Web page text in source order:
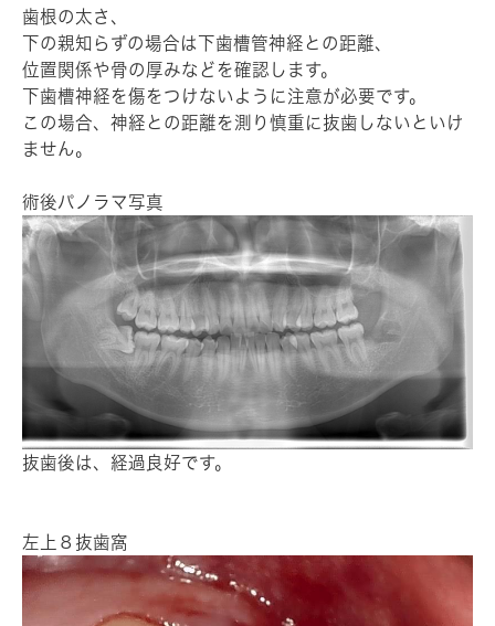
歯根の太さ、
下の親知らずの場合は下歯槽管神経との距離、
位置関係や骨の厚みなどを確認します。
下歯槽神経を傷をつけないように注意が必要です。
この場合、神経との距離を測り慎重に抜歯しないといけ
ません。
術後パノラマ写真
抜歯後は、経過良好です。
左上８抜歯窩